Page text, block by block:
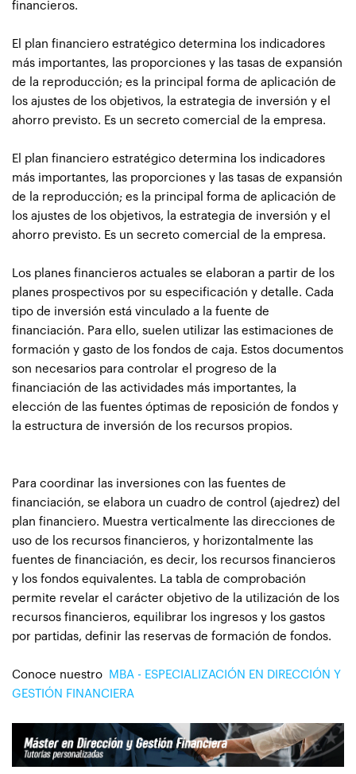
financieros.
El plan financiero estratégico determina los indicadores
más importantes, las proporciones y las tasas de expansión
de la reproducción; es la principal forma de aplicación de
los ajustes de los objetivos, la estrategia de inversión y el
ahorro previsto. Es un secreto comercial de la empresa.
El plan financiero estratégico determina los indicadores
más importantes, las proporciones y las tasas de expansión
de la reproducción; es la principal forma de aplicación de
los ajustes de los objetivos, la estrategia de inversión y el
ahorro previsto. Es un secreto comercial de la empresa.
Los planes financieros actuales se elaboran a partir de los
planes prospectivos por su especificación y detalle. Cada
tipo de inversión está vinculado a la fuente de
financiación. Para ello, suelen utilizar las estimaciones de
formación y gasto de los fondos de caja. Estos documentos
son necesarios para controlar el progreso de la
financiación de las actividades más importantes, la
elección de las fuentes óptimas de reposición de fondos y
la estructura de inversión de los recursos propios.
Para coordinar las inversiones con las fuentes de
financiación, se elabora un cuadro de control (ajedrez) del
plan financiero. Muestra verticalmente las direcciones de
uso de los recursos financieros, y horizontalmente las
fuentes de financiación, es decir, los recursos financieros
y los fondos equivalentes. La tabla de comprobación
permite revelar el carácter objetivo de la utilización de los
recursos financieros, equilibrar los ingresos y los gastos
por partidas, definir las reservas de formación de fondos.
Conoce nuestro
MBA - ESPECIALIZACIÓN EN DIRECCIÓN Y
GESTIÓN FINANCIERA